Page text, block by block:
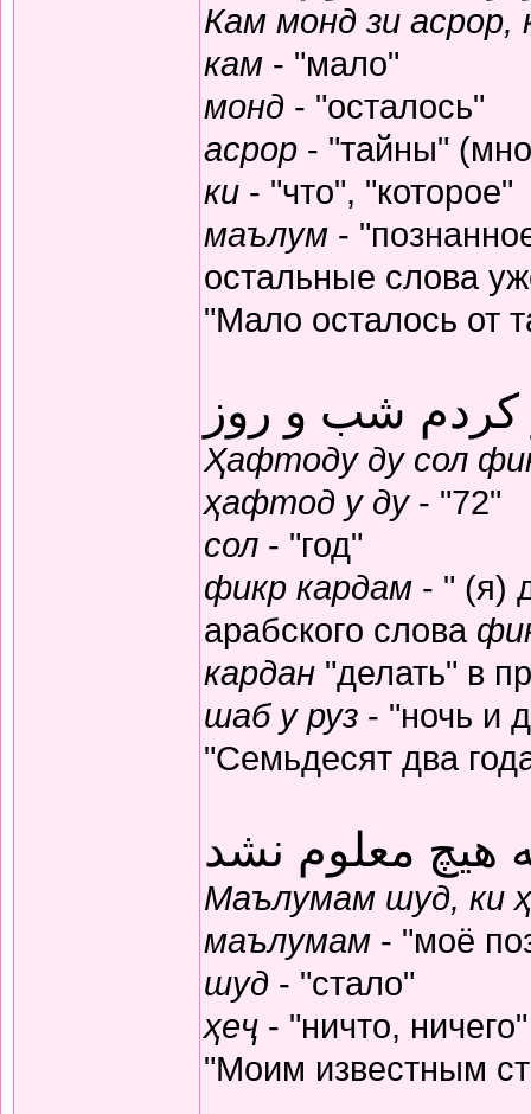
Кам монд зи
кам - "мало"
монд - "осталось"
асрор - "тайны"
ки - "что", "которое"
маълум -
остальные слова
"Мало осталось от
کردم شب و روز
Ҳафтоду ду сол
ҳафтод у ду- "72"
сол - "год"
фикр кардам - " (я)
арабского слова
кардан "делать" в
шаб у руз - "ночь и
"Семьдесят два
هیچ معلوم نشد
Маълумам шуд, ки
маълумам - "моё
шуд - "стало"
ҳеҷ - "ничто, ничего"
"Моим известным